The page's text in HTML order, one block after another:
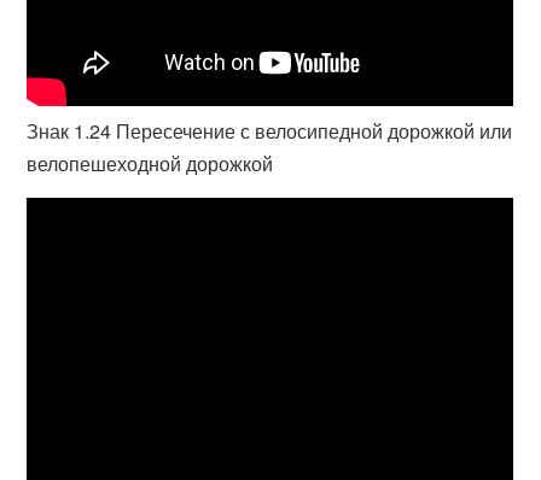
Знак 1.24 Пересечение с велосипедной дорожкой или
велопешеходной дорожкой